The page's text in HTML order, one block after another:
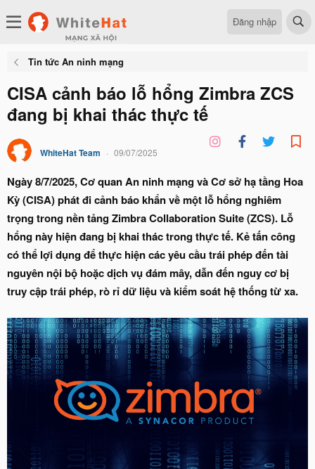
Đăng nhập
Tin tức An ninh mạng
CISA cảnh báo lỗ hổng Zimbra ZCS
đang bị khai thác thực tế
WhiteHat Team 09/07/2025
Ngày 8/7/2025, Cơ quan An ninh mạng và Cơ sở hạ tầng Hoa
Kỳ (CISA) phát đi cảnh báo khẩn về một lỗ hổng nghiêm
trọng trong nền tảng Zimbra Collaboration Suite (ZCS). Lỗ
hổng này hiện đang bị khai thác trong thực tế. Kẻ tấn công
có thể lợi dụng để thực hiện các yêu cầu trái phép đến tài
nguyên nội bộ hoặc dịch vụ đám mây, dẫn đến nguy cơ bị
truy cập trái phép, rò rỉ dữ liệu và kiểm soát hệ thống từ xa.